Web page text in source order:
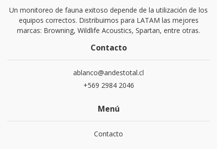
Un monitoreo de fauna exitoso depende de la utilización de los
equipos correctos. Distribuimos para LATAM las mejores
marcas: Browning, Wildlife Acoustics, Spartan, entre otras.
Contacto
ablanco@andestotal.cl
‪+569 2984 2046‬
Menú
Contacto